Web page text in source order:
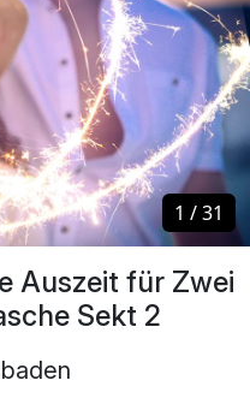
Auszeit für Zwei
Sekt 2
1 /31
1 /31